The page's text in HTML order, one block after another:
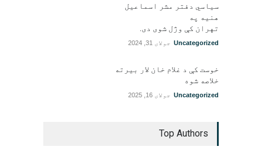
سیاسي دفتر مشر اسماعیل
هنيه په
تهران کې وژل شوی دی.
Uncategorized جولای 31, 2024
خوست کې د غلام خان لار بیرته
خلاصه شوه
Uncategorized جولای 16, 2025
Top Authors